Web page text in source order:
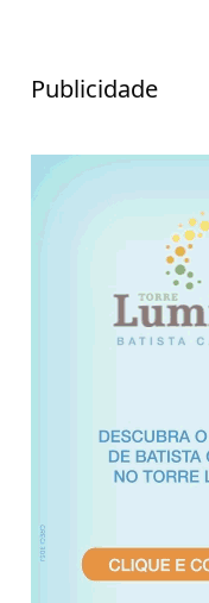
Publicidade